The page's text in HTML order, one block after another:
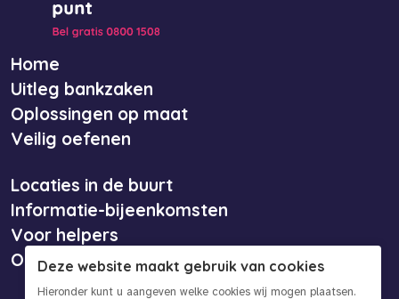
Home
Uitleg bankzaken
Oplossingen op maat
Veilig oefenen
Locaties in de buurt
Informatie-bijeenkomsten
Voor helpers
Over ons
Deze website maakt gebruik van cookies
Hieronder kunt u aangeven welke cookies wij mogen plaatsen.